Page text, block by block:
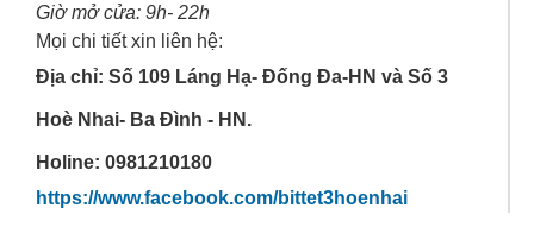
Giờ mở cửa: 9h- 22h
Mọi chi tiết xin liên hệ:
Địa chỉ: Số 109 Láng Hạ- Đống Đa-HN và Số 3
Hoè Nhai- Ba Đình - HN.
Holine: 0981210180
https://www.facebook.com/bittet3hoenhai